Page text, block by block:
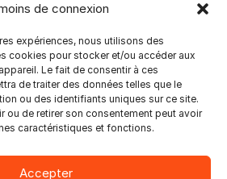
de connexion
expériences, nous utilisons des
cookies pour stocker et/ou accéder aux
Le fait de consentir à ces
de traiter des données telles que le
ou des identifiants uniques sur ce site.
ou de retirer son consentement peut avoir
caractéristiques et fonctions.
Accepter